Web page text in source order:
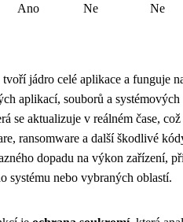
Ano Ne Ne
tvoří jádro celé aplikace a funguje
aplikací, souborů a
se aktualizuje v reálném čase,
ransomware a další škodlivé
dopadu na výkon zařízení,
systému nebo vybraných oblastí.